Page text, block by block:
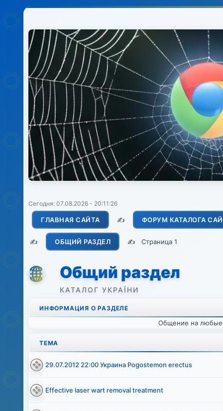
Сегодня: 07.08.2026 - 20:11:26
ГЛАВНАЯ САЙТА ✍️ ФОРУМ КАТАЛОГА
✍️ ОБЩИЙ РАЗДЕЛ ✍️Страница 1
Общий раздел
ИНФОРМАЦИЯ О РАЗДЕЛЕ
Общение на любые
ТЕМА
29.07.2012 22:00 Украина Pogostemon erectus
Effective laser wart removal treatment